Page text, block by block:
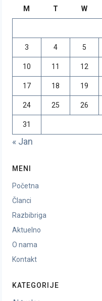
M
T W
3 4 5
10 11 12
17 18 19
24 25 26
31
« Jan
MENI
Početna
Članci
Razbibriga
Aktuelno
O nama
Kontakt
KATEGORIJE